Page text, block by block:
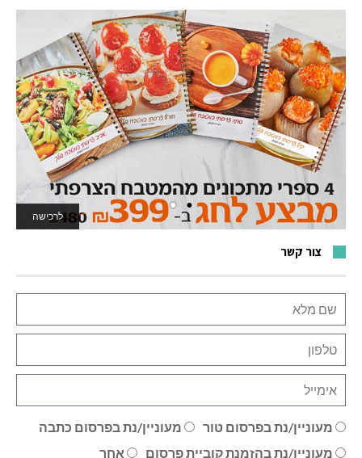
לרכישה
לאתר המשחקים
צור קשר
מעוניין/נת בפרסום טור
מעוניין/נת בפרסום כתבה
מעוניין/נת בהזמנת קוביית פרסום
אחר